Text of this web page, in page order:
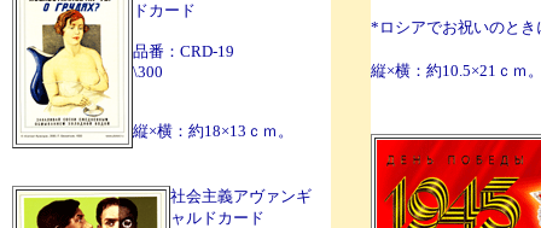
ドカード
品番：CRD-19
\300
縦×横：約18×13ｃｍ。
社会主義アヴァンギ
ャルドカード
*ロシアでお祝いのと
縦×横：約10.5×21ｃｍ